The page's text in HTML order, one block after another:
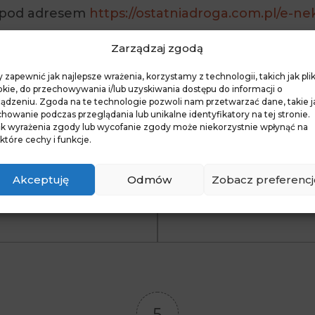
Zarządzaj zgodą
zapewnić jak najlepsze wrażenia, korzystamy z technologii, takich jak
do przechowywania i/lub uzyskiwania dostępu do informacji o
Zgoda na te technologie pozwoli nam przetwarzać dane, takie
podczas przeglądania lub unikalne identyfikatory na tej stronie.
wyrażenia zgody lub wycofanie zgody może niekorzystnie wpłynąć na
cechy i funkcje.
Akceptuję Odmów Zobacz
adresem https://ostatniadroga.com.pl/e-
PREVIOUS ARTICLE
współczucie
Warszawy
NEXT ARTICLE
Strona
Warszawa,